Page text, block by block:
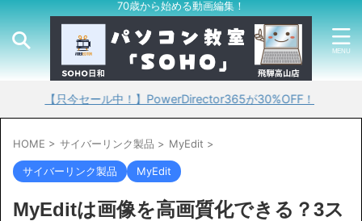
70歳から始める動画編集！
今セール中！】PowerDirector365が30%OFF！
HOME > サイバーリンク製品 > MyEdit >
サイバーリンク製品 MyEdit
MyEditは画像を高画質化できる？3ス